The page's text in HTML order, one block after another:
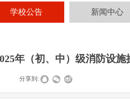
学校公告 新闻中心
年（初、中）级消防设
分享到: